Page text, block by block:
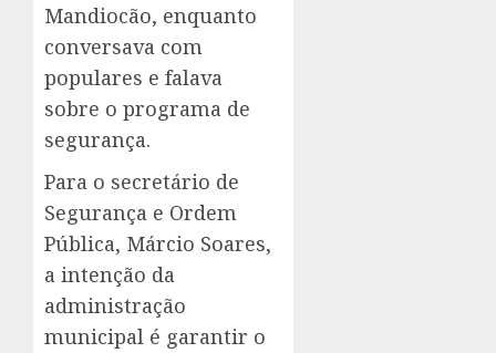
Mandiocão, enquanto
conversava com
populares e falava
sobre o programa de
segurança.
Para o secretário de
Segurança e Ordem
Pública, Márcio Soares,
a intenção da
administração
municipal é garantir o